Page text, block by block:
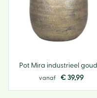
Pot Mira industrieel goud
vanaf € 39,99